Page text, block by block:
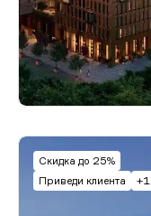
Скидка до 25%
Приведи клиента
+1